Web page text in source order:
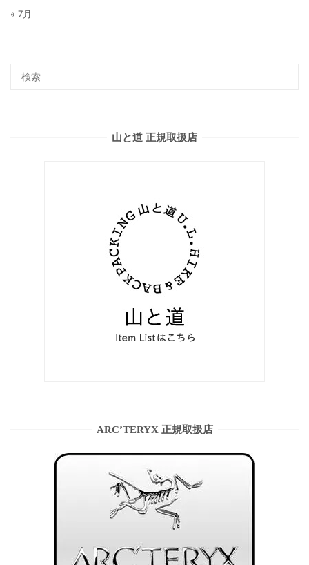
« 7月
山と道 正規取扱店
ARC’TERYX 正規取扱店